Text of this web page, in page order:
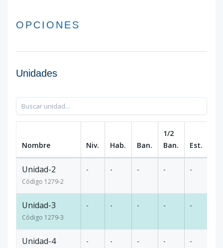
OPCIONES
Unidades
Nombre Niv. Hab. Ban.
1/2
Ban.
Est.
Unidad-2
Código 1279-2
- - - - -
Unidad-3
Código 1279-3
- - - - -
Unidad-4 - - - - -